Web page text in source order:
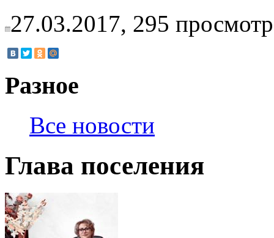
27.03.2017, 295
Разное
Все новости
Глава поселения